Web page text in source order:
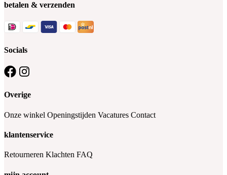
betalen & verzenden
Socials
Overige
Onze winkel Openingstijden Vacatures Contact
klantenservice
Retourneren Klachten FAQ